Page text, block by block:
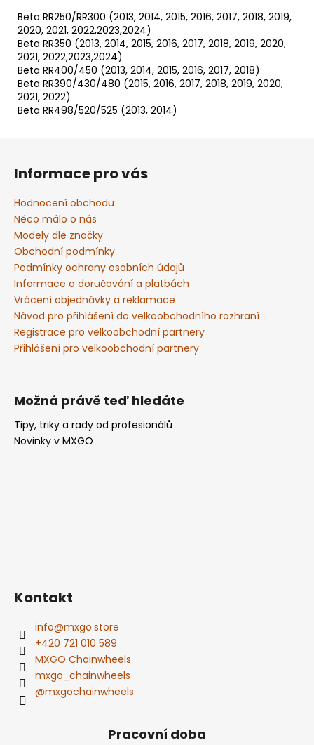
Beta RR250/RR300 (2013, 2014, 2015, 2016, 2017, 2018, 2019,
2020, 2021, 2022,2023,2024)
Beta RR350 (2013, 2014, 2015, 2016, 2017, 2018, 2019, 2020,
2021, 2022,2023,2024)
Beta RR400/450 (2013, 2014, 2015, 2016, 2017, 2018)
Beta RR390/430/480 (2015, 2016, 2017, 2018, 2019, 2020,
2021, 2022)
Beta RR498/520/525 (2013, 2014)
Informace pro vás
Hodnocení obchodu
Něco málo o nás
Modely dle značky
Obchodní podmínky
Podmínky ochrany osobních údajů
Informace o doručování a platbách
Vrácení objednávky a reklamace
Návod pro přihlášení do velkoobchodního rozhraní
Registrace pro velkoobchodní partnery
Přihlášení pro velkoobchodní partnery
Možná právě teď hledáte
Tipy, triky a rady od profesionálů
Novinky v MXGO
Kontakt
info@mxgo.store
+420 721 010 589
MXGO Chainwheels
mxgo_chainwheels
@mxgochainwheels
Pracovní doba